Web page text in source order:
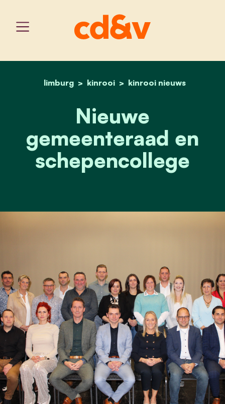
home
limburg kinrooi kinrooi nieuws
nieuwe gemeenteraad
Nieuwe
gemeenteraad en
schepencollege